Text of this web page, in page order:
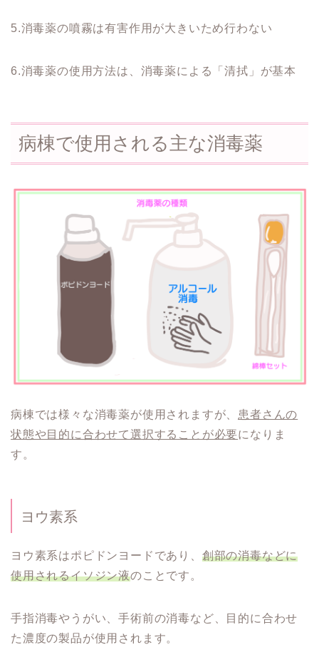
5.消毒薬の噴霧は有害作用が大きいため行わない
6.消毒薬の使用方法は、消毒薬による「清拭」が基本
病棟で使用される主な消毒薬
病棟では様々な消毒薬が使用されますが、 患者さんの
状態や目的に合わせて選択することが必要になりま
す。
ヨウ素系
ヨウ素系はポピドンヨードであり、 創部の消毒などに
使用されるイソジン液のことです。
手指消毒やうがい、手術前の消毒など、目的に合わせ
た濃度の製品が使用されます。